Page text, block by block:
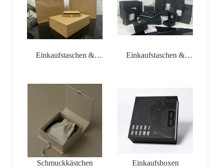
Einkaufstaschen &
Einkaufstaschen &
Schmuckkästchen Einkaufsboxen